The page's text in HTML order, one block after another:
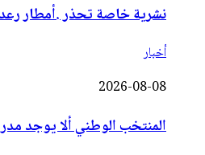
نشرية خاصة تحذر .أمطار
أخبار
2026-08-08
المنتخب الوطني ألا يوجد